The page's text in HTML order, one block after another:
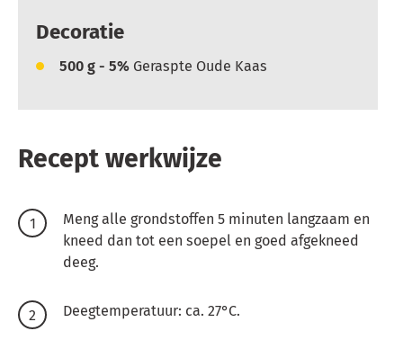
Decoratie
500 g - 5% Geraspte Oude Kaas
Recept werkwijze
Meng alle grondstoffen 5 minuten langzaam en
kneed dan tot een soepel en goed afgekneed
deeg.
Deegtemperatuur: ca. 27°C.